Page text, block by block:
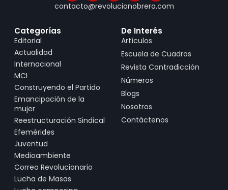
contacto@revolucionobrera.com
Categorías
Editorial
Actualidad
Internacional
MCI
Construyendo el Partido
Emancipación de la
mujer
Reestructuración Sindical
Efemérides
Juventud
Medioambiente
Correo Revolucionario
Lucha de Masas
De Interés
Artículos
Escuela de Cuadros
Revista Contradicción
Números
Blogs
Nosotros
Contáctenos